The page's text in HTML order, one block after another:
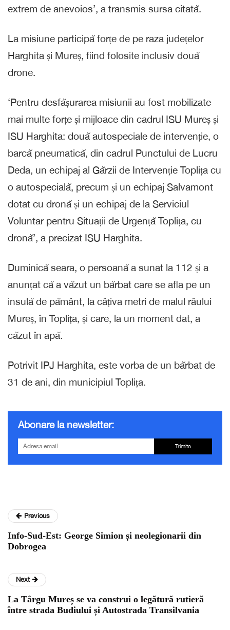
extrem de anevoios’, a transmis sursa citată.
La misiune participă forțe de pe raza județelor
Harghita și Mureș, fiind folosite inclusiv două
drone.
‘Pentru desfășurarea misiunii au fost mobilizate
mai multe forțe și mijloace din cadrul ISU Mureș și
ISU Harghita: două autospeciale de intervenție, o
barcă pneumatică, din cadrul Punctului de Lucru
Deda, un echipaj al Gărzii de Intervenție Toplița cu
o autospecială, precum și un echipaj Salvamont
dotat cu dronă și un echipaj de la Serviciul
Voluntar pentru Situații de Urgență Toplița, cu
dronă’, a precizat ISU Harghita.
Duminică seara, o persoană a sunat la 112 și a
anunțat că a văzut un bărbat care se afla pe un
insulă de pământ, la câțiva metri de malul râului
Mureș, în Toplița, și care, la un moment dat, a
căzut în apă.
Potrivit IPJ Harghita, este vorba de un bărbat de
31 de ani, din municipiul Toplița.
Abonare la newsletter:
Trimite
Previous
Info-Sud-Est: George Simion și neolegionarii din
Dobrogea
Next
La Târgu Mureș se va construi o legătură rutieră
între strada Budiului și Autostrada Transilvania